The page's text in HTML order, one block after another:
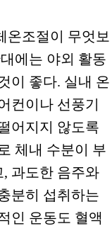
온조절이 무엇보
에는 야외 활동
이 좋다. 실내 온
컨이나 선풍기
어지지 않도록
체내 수분이 부
과도한 음주와
분히 섭취하는
인 운동도 혈액